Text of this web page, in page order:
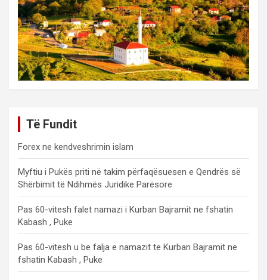
Të Fundit
Forex ne kendveshrimin islam
Myftiu i Pukës priti në takim përfaqësuesen e Qendrës së
Shërbimit të Ndihmës Juridike Parësore
Pas 60-vitesh falet namazi i Kurban Bajramit ne fshatin
Kabash , Puke
Pas 60-vitesh u be falja e namazit te Kurban Bajramit ne
fshatin Kabash , Puke